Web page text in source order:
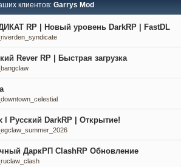
клиентов: Garrys Mod
RP | Новый уровень DarkRP | FastDL
Rever RP | Быстрая загрузка
l Русский DarkRP | Открытие!
ДapкPП ClashRP Oбнoвлeниe